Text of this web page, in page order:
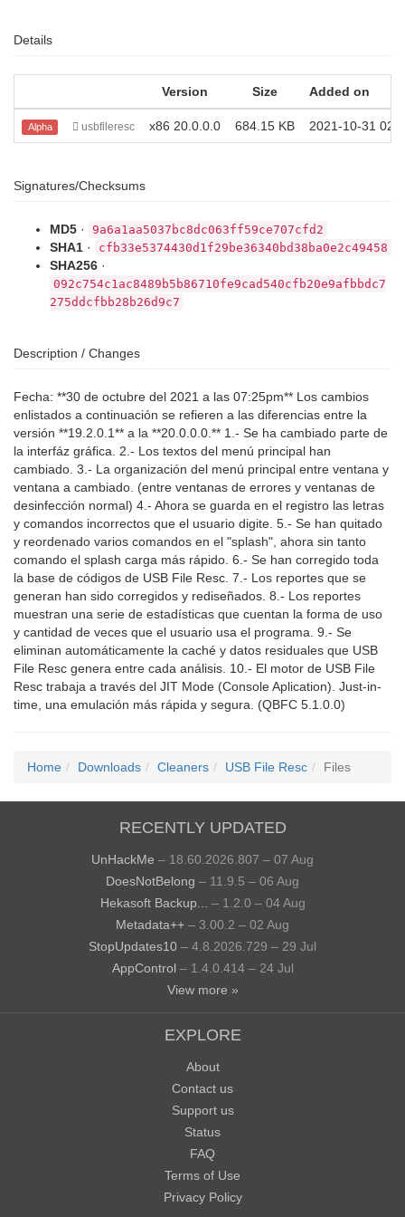
Details
Version Size Added on
Alpha usbfileresc x86 20.0.0.0 684.15 KB 2021-10-31
Signatures/Checksums
MD5 · 9a6a1aa5037bc8dc063ff59ce707cfd2
SHA1 · cfb33e5374430d1f29be36340bd38ba0e2c49458
SHA256 ·
092c754c1ac8489b5b86710fe9cad540cfb20e9afbbdc7
275ddcfbb28b26d9c7
Description / Changes
Fecha: **30 de octubre del 2021 a las 07:25pm** Los cambios
enlistados a continuación se refieren a las diferencias entre la
versión **19.2.0.1** a la **20.0.0.0.** 1.- Se ha cambiado parte de
la interfáz gráfica. 2.- Los textos del menú principal han
cambiado. 3.- La organización del menú principal entre ventana y
ventana a cambiado. (entre ventanas de errores y ventanas de
desinfección normal) 4.- Ahora se guarda en el registro las letras
y comandos incorrectos que el usuario digite. 5.- Se han quitado
y reordenado varios comandos en el "splash", ahora sin tanto
comando el splash carga más rápido. 6.- Se han corregido toda
la base de códigos de USB File Resc. 7.- Los reportes que se
generan han sido corregidos y rediseñados. 8.- Los reportes
muestran una serie de estadísticas que cuentan la forma de uso
y cantidad de veces que el usuario usa el programa. 9.- Se
eliminan automáticamente la caché y datos residuales que USB
File Resc genera entre cada análisis. 10.- El motor de USB File
Resc trabaja a través del JIT Mode (Console Aplication). Just-in-
time, una emulación más rápida y segura. (QBFC 5.1.0.0)
Home Downloads Cleaners USB File Resc Files
RECENTLY UPDATED
UnHackMe – 18.60.2026.807 – 07 Aug
DoesNotBelong – 11.9.5 – 06 Aug
Hekasoft Backup...
– 1.2.0 – 04 Aug
Metadata++ – 3.00.2 – 02 Aug
StopUpdates10 – 4.8.2026.729 – 29 Jul
AppControl – 1.4.0.414 – 24 Jul
View more »
EXPLORE
About
Contact us
Support us
Status
FAQ
Terms of Use
Privacy Policy